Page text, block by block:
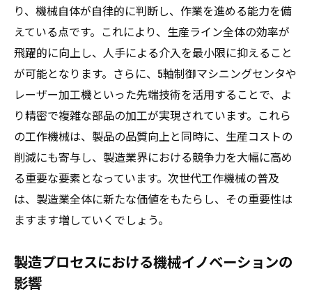
AIとIoTの融合がもたらすビジネスチャンス
未来の工場で実現するスマート製造
AIとIoTが推進する持続可能な生産
高度化する機械技術がもたらす生産性の向上
効率的な生産を可能にする最新技術
機械技術の進化が生む新たな競争優位
生産性向上に貢献する自動化技術の役割
革新技術による品質向上とコスト削減
新技術がもたらす生産性向上事例
高度化技術がもたらすビジネス変革
自動化技術の進展とその影響
り、機械自体が自律的に判断し、作業を進める能力を備
えている点です。これにより、生産ライン全体の効率が
飛躍的に向上し、人手による介入を最小限に抑えること
が可能となります。さらに、5軸制御マシニングセンタや
レーザー加工機といった先端技術を活用することで、よ
り精密で複雑な部品の加工が実現されています。これら
の工作機械は、製品の品質向上と同時に、生産コストの
削減にも寄与し、製造業界における競争力を大幅に高め
る重要な要素となっています。次世代工作機械の普及
は、製造業全体に新たな価値をもたらし、その重要性は
ますます増していくでしょう。
製造プロセスにおける機械イノベーションの
影響